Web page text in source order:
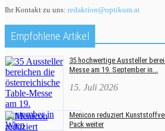
Ihr Kontakt zu uns: redaktion@optikum.at
Empfohlene Artikel
35 hochwertige Aussteller
Messe am 19. September in...
15. Juli 2026
Menicon reduziert
Pack weiter